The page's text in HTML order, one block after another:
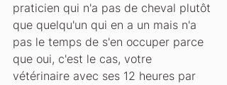
praticien qui n'a pas de cheval plutôt
que quelqu'un qui en a un mais n'a
pas le temps de s'en occuper parce
que oui, c'est le cas, votre
vétérinaire avec ses 12 heures par